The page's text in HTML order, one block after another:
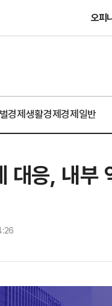
오피
경제생활경제경제일반
대응, 내